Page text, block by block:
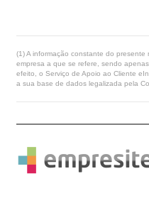
(1) A informação constante do
empresa a que se refere, sendo
efeito, o Serviço de Apoio ao Cliente
a sua base de dados legalizada pela